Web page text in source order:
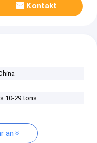
Kontakt
10-29 tons
an